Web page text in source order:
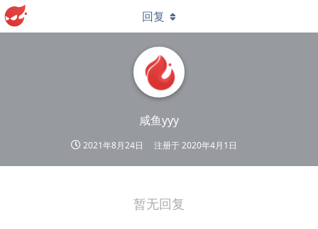
咸鱼yyy
2021年8月24日 注册于2020年4月1日
回复
暂无回复